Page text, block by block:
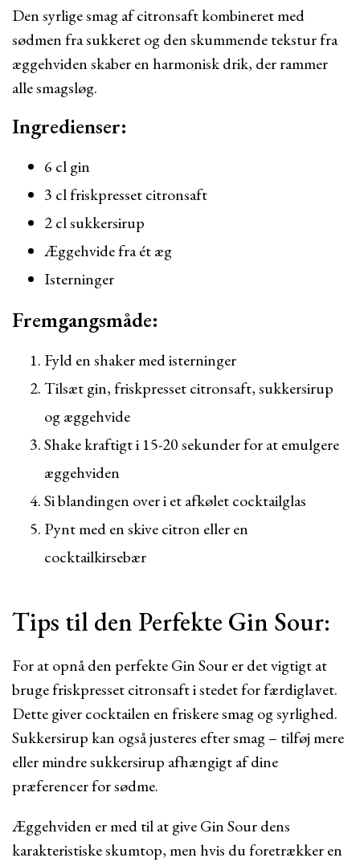
Den syrlige smag af citronsaft kombineret med
sødmen fra sukkeret og den skummende tekstur fra
æggehviden skaber en harmonisk drik, der rammer
alle smagsløg.
Ingredienser:
6 cl gin
3 cl friskpresset citronsaft
2 cl sukkersirup
Æggehvide fra ét æg
Isterninger
Fremgangsmåde:
Fyld en shaker med isterninger
Tilsæt gin, friskpresset citronsaft, sukkersirup
og æggehvide
Shake kraftigt i 15-20 sekunder for at emulgere
æggehviden
Si blandingen over i et afkølet cocktailglas
Pynt med en skive citron eller en
cocktailkirsebær
Tips til den Perfekte Gin Sour:
For at opnå den perfekte Gin Sour er det vigtigt at
bruge friskpresset citronsaft i stedet for færdiglavet.
Dette giver cocktailen en friskere smag og syrlighed.
Sukkersirup kan også justeres efter smag – tilføj mere
eller mindre sukkersirup afhængigt af dine
præferencer for sødme.
Æggehviden er med til at give Gin Sour dens
karakteristiske skumtop, men hvis du foretrækker en